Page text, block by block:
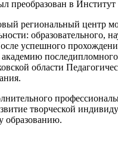
в
региональный центр
образовательного,
успешного
последипломного
области
творческой
образованию.